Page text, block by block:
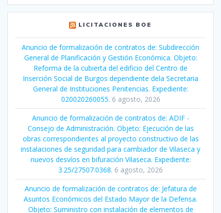
LICITACIONES BOE
Anuncio de formalización de contratos de: Subdirección
General de Planificación y Gestión Económica. Objeto:
Reforma de la cubierta del edificio del Centro de
Inserción Social de Burgos dependiente dela Secretaria
General de Instituciones Penitencias. Expediente:
020020260055. 6 agosto, 2026
Anuncio de formalización de contratos de: ADIF -
Consejo de Administración. Objeto: Ejecución de las
obras correspondientes al proyecto constructivo de las
instalaciones de seguridad para cambiador de Vilaseca y
nuevos desvíos en bifuración Vilaseca. Expediente:
3.25/27507.0368. 6 agosto, 2026
Anuncio de formalización de contratos de: Jefatura de
Asuntos Económicos del Estado Mayor de la Defensa.
Objeto: Suministro con instalación de elementos de